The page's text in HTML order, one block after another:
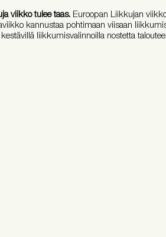
viikko tulee taas. Euroopan Liikkujan
kannustaa pohtimaan viisaan
liikkumisvalinnoilla nostetta